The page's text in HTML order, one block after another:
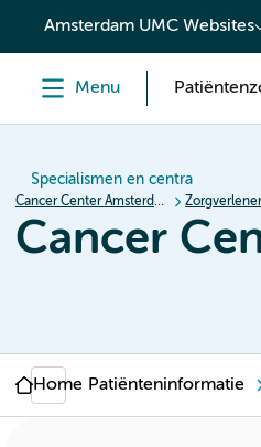
content
Amsterdam UMC Websites
Menu
Specialismen en centra
Cancer Center Amsterdam
Cancer
Home Patiënteninformatie